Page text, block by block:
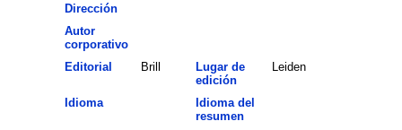
Dirección
Autor
corporativo
Editorial
Brill
Lugar de
edición
Leiden
Idioma
Idioma del
resumen